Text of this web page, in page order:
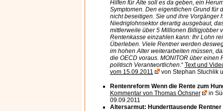
Hilfen für Alte soll es da geben, ein
Symptomen. Den eigentlichen Grund für
nicht beseitigen. Sie und ihre Vorgänger
Niedriglohnsektor derartig ausgebaut,
mittlerweile über 5 Millionen Billigjobber
Rentenkasse einzahlen kann: Ihr Lohn
Überleben. Viele Rentner werden
im hohen Alter weiterarbeiten müssen,
die OECD voraus. MONITOR über einen
politisch Verantwortlichen.“ Text und
vom 15.09.2011
von Stephan Stuchlik
Rentenreform Wenn die Rente zum
Kommentar von Thomas Öchsner
in
09.09.2011
Altersarmut: Hunderttausende Rentner